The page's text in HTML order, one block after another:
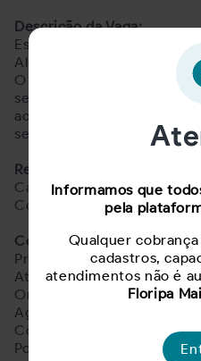
Descrição da Vaga:
Estamos em busca de um
Alumínio para fazer parte
O profissional trabalhará
serralheiro em processos
acabamento e instalação,
segurança e qualidade.
Requisitos:
Carteira de habilitação
Conhecimento básico no
Competências Desejadas:
Proatividade e vontade de
Atenção aos detalhes;
Organização;
Agilidade;
Comprometimento;
Pontualidade.
Informamos que
pela
Qualquer
cadastros,
atendimentos não é
Floripa